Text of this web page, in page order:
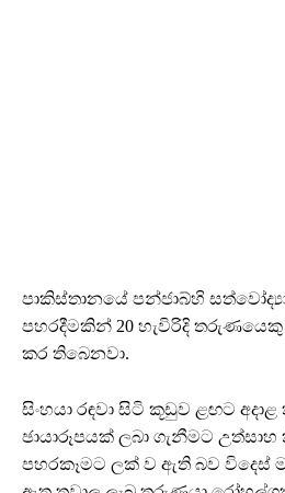
පාකිස්තානයේ පන්ජාබ්හි
පහරදීමකින් 20 හැවිරිදි
කර තිබෙනවා.
සිංහයා රඳවා සිටි කූඩුව ළඟට
ඡායාරූපයක් ලබා ගැනීමට උත්සාහ
පහරකෑමට ලක් ව ඇති බව විදෙස්